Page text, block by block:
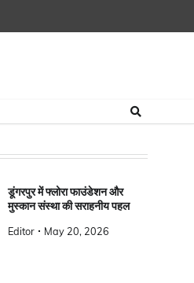
डूंगरपुर में फ्लोरा फाउंडेशन और
मुस्कान संस्था की सराहनीय पहल
Editor May 20, 2026